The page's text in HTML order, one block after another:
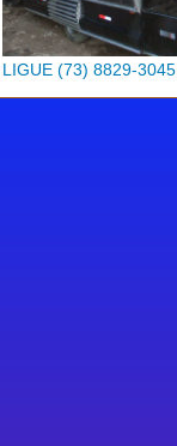
LIGUE (73) 8829-3045